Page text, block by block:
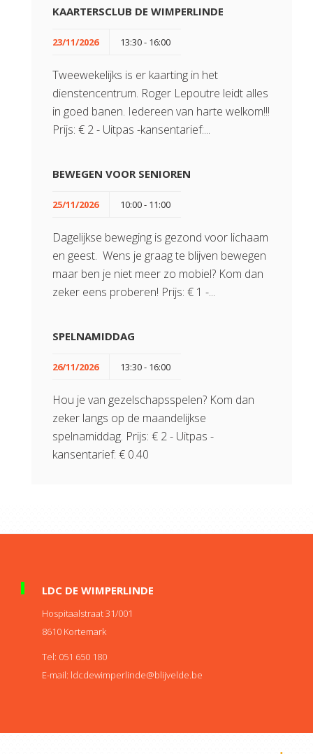
KAARTERSCLUB DE WIMPERLINDE
23/11/2026 13:30 - 16:00
Tweewekelijks is er kaarting in het
dienstencentrum. Roger Lepoutre leidt alles
in goed banen. Iedereen van harte welkom!!!
Prijs: € 2 - Uitpas -kansentarief:...
BEWEGEN VOOR SENIOREN
25/11/2026 10:00 - 11:00
Dagelijkse beweging is gezond voor lichaam
en geest. Wens je graag te blijven bewegen
maar ben je niet meer zo mobiel? Kom dan
zeker eens proberen! Prijs: € 1 -...
SPELNAMIDDAG
26/11/2026 13:30 - 16:00
Hou je van gezelschapsspelen? Kom dan
zeker langs op de maandelijkse
spelnamiddag. Prijs: € 2 - Uitpas -
kansentarief: € 0.40
LDC DE WIMPERLINDE
Hospitaalstraat 31/001
8610 Kortemark
Tel: 051 650 180
E-mail: eb.edlevjilb@ednilrepmiwedcdl